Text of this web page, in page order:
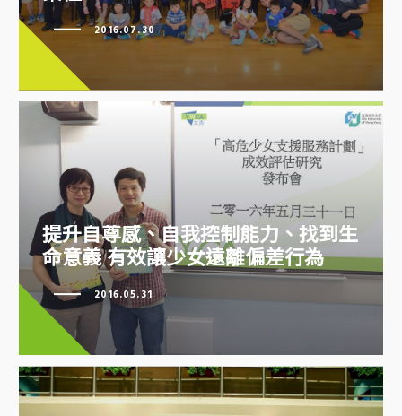
2016.07.30
提升自尊感、自我控制能力、找到
生命意義 有效讓少女遠離偏差行
為
提升自尊感、自我控制能力、找到生
命意義 有效讓少女遠離偏差行為
2016.05.31